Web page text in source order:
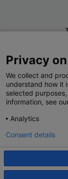
©
Privacy
We collect and
understand how it
selected
information, see
Analytics
Consent details